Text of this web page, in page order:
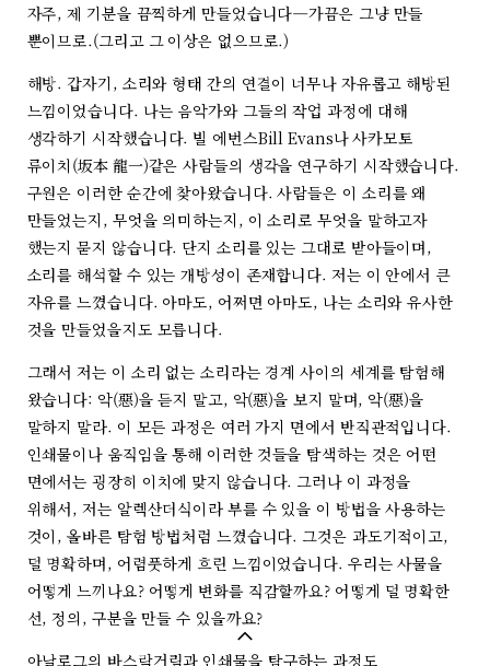
자주, 제 기분을 끔찍하게 만들었습니다—가끔은 그냥 만들
뿐이므로.(그리고 그 이상은 없으므로.)
해방. 갑자기, 소리와 형태 간의 연결이 너무나 자유롭고 해방된
느낌이었습니다. 나는 음악가와 그들의 작업 과정에 대해
생각하기 시작했습니다. 빌 에번스Bill Evans나 사카모토
류이치(坂本 龍一)같은 사람들의 생각을 연구하기 시작했습니다.
구원은 이러한 순간에 찾아왔습니다. 사람들은 이 소리를 왜
만들었는지, 무엇을 의미하는지, 이 소리로 무엇을 말하고자
했는지 묻지 않습니다. 단지 소리를 있는 그대로 받아들이며,
소리를 해석할 수 있는 개방성이 존재합니다. 저는 이 안에서 큰
자유를 느꼈습니다. 아마도, 어쩌면 아마도, 나는 소리와 유사한
것을 만들었을지도 모릅니다.
그래서 저는 이 소리 없는 소리라는 경계 사이의 세계를 탐험해
왔습니다: 악(惡)을 듣지 말고, 악(惡)을 보지 말며, 악(惡)을
말하지 말라. 이 모든 과정은 여러 가지 면에서 반직관적입니다.
인쇄물이나 움직임을 통해 이러한 것들을 탐색하는 것은 어떤
면에서는 굉장히 이치에 맞지 않습니다. 그러나 이 과정을
위해서, 저는 알렉산더식이라 부를 수 있을 이 방법을 사용하는
것이, 올바른 탐험 방법처럼 느꼈습니다. 그것은 과도기적이고,
덜 명확하며, 어렴풋하게 흐린 느낌이었습니다. 우리는 사물을
어떻게 느끼나요? 어떻게 변화를 직감할까요? 어떻게 덜 명확한
선, 정의, 구분을 만들 수 있을까요?
아날로그의 바스락거림과 인쇄물을 탐구하는 과정도